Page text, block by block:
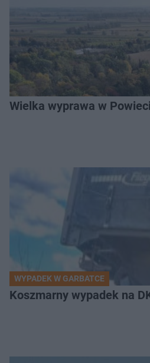
Wielka wyprawa w
WYPADEK W GARBATCE
Koszmarny wypadek na